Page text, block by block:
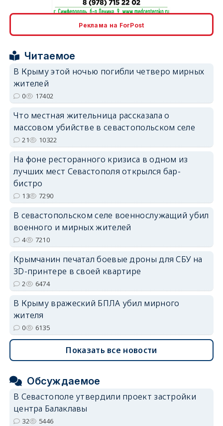
Реклама на ForPost
Читаемое
В Крыму этой ночью погибли четверо мирных
жителей
0 17402
Что местная жительница рассказала о
массовом убийстве в севастопольском селе
21 10322
На фоне ресторанного кризиса в одном из
лучших мест Севастополя открылся бар-
бистро
13 7290
В севастопольском селе военнослужащий убил
военного и мирных жителей
4 7210
Крымчанин печатал боевые дроны для СБУ на
3D-принтере в своей квартире
2 6474
В Крыму вражеский БПЛА убил мирного
жителя
0 6135
Показать все новости
Обсуждаемое
В Севастополе утвердили проект застройки
центра Балаклавы
32 5446